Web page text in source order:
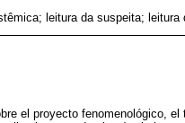
leitura da suspeita; leitura
el proyecto fenomenológico,